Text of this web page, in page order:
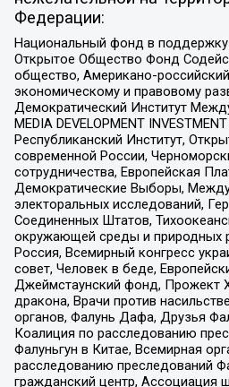
Федерации:
Национальный фонд в поддержку
Открытое Общество Фонд
общество, Американо-
экономическому и правовому
Демократический Институт
MEDIA DEVELOPMENT
Республиканский Институт,
современной России,
сотрудничества, Европейская
Демократические Выборы,
электоральных исследований,
Соединенных Штатов,
окружающей среды и природных
Россия, Всемирный конгресс
совет, Человек в беде,
Джеймстаунский фонд, Прожект
дракона, Врачи против
органов, Фалунь Дафа, Друзья
Коалиция по расследованию
Фалуньгун в Китае, Всемирная
расследованию преследований
гражданский центр, Ассоциация